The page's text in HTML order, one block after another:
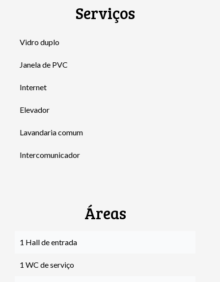
Serviços
Vidro duplo
Janela de PVC
Internet
Elevador
Lavandaria comum
Intercomunicador
Áreas
1 Hall de entrada
1 WC de serviço